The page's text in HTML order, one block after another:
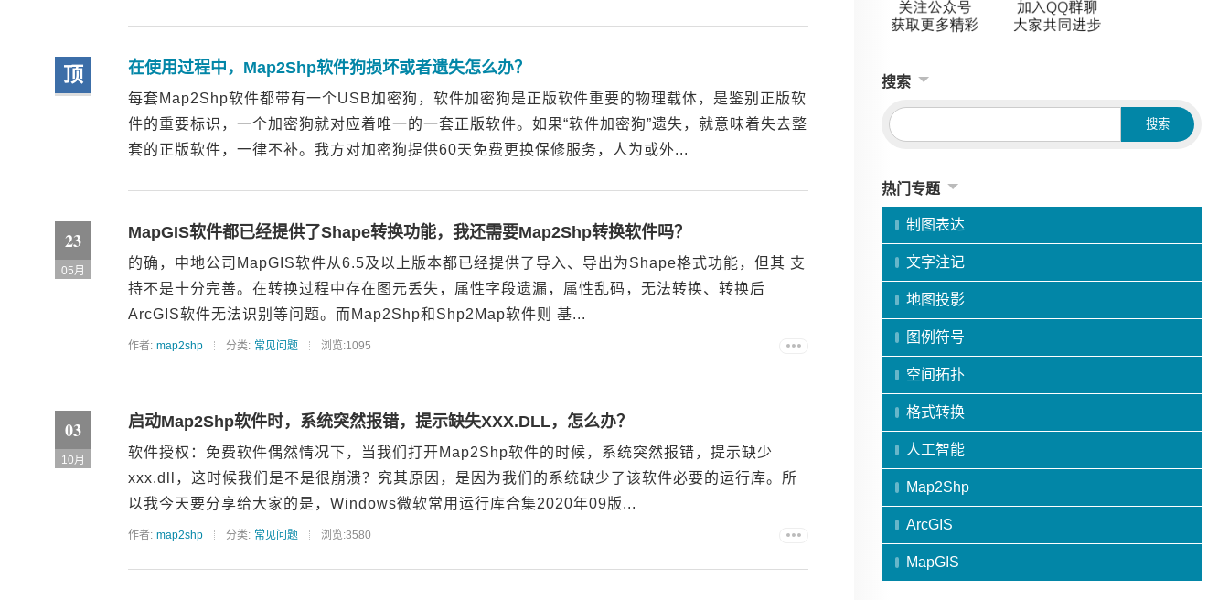
顶 在使用过程中，Map2Shp软件狗损坏或者遗失怎么办？
每套Map2Shp软件都带有一个USB加密狗，软件加密狗是正版软件重要的物理载体，是鉴别正版软
件的重要标识，一个加密狗就对应着唯一的一套正版软件。如果“软件加密狗”遗失，就意味着失去整
套的正版软件，一律不补。我方对加密狗提供60天免费更换保修服务，人为或外...
23
05月
MapGIS软件都已经提供了Shape转换功能，我还需要Map2Shp转换软件吗？
的确，中地公司MapGIS软件从6.5及以上版本都已经提供了导入、导出为Shape格式功能，但其 支
持不是十分完善。在转换过程中存在图元丢失，属性字段遗漏，属性乱码，无法转换、转换后
ArcGIS软件无法识别等问题。而Map2Shp和Shp2Map软件则 基...
作者: map2shp 分类: 常见问题 浏览:1095
03
10月
启动Map2Shp软件时，系统突然报错，提示缺失XXX.DLL，怎么办？
软件授权：免费软件偶然情况下，当我们打开Map2Shp软件的时候，系统突然报错，提示缺少
xxx.dll，这时候我们是不是很崩溃？究其原因，是因为我们的系统缺少了该软件必要的运行库。所
以我今天要分享给大家的是，Windows微软常用运行库合集2020年09版...
作者: map2shp 分类: 常见问题 浏览:3580
搜索
热门专题
制图表达
文字注记
地图投影
图例符号
空间拓扑
格式转换
人工智能
Map2Shp
ArcGIS
MapGIS